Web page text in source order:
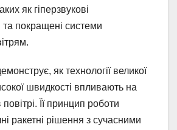
як гіперзвукові
покращені системи
як технології великої
швидкості впливають на
Її принцип роботи
ракетні рішення з сучасними